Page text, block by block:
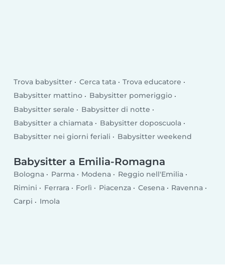
Trova babysitter Cerca tata
Trova educatore
Babysitter mattino
Babysitter pomeriggio
Babysitter serale
Babysitter di notte
Babysitter a chiamata
Babysitter doposcuola
Babysitter nei giorni feriali
Babysitter weekend
Babysitter a Emilia-Romagna
Bologna Parma Modena
Reggio nell'Emilia
Rimini
Ferrara Forlì Piacenza Cesena
Ravenna
Carpi
Imola